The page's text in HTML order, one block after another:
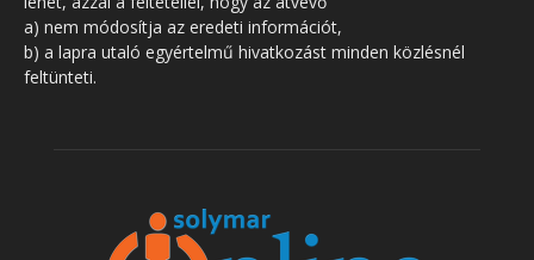
a) nem módosítja az eredeti információt,
b) a lapra utaló egyértelmű hivatkozást minden közlésnél
feltünteti.